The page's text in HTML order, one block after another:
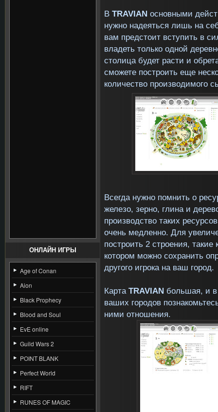
ОНЛАЙН ИГРЫ
Age of Conan
Aion
Black Prophecy
Blood and Soul
EvE online
Guild Wars 2
POINT BLANK
Perfect World
RIFT
RUNES OF MAGIC
В TRAVIAN основными
нужно надеяться лишь на
вам предстоит вступить в
владеть только одной
столица будет расти и
сможете построить еще
количество производимого
Всегда нужно помнить о
железо, зерно, глина и
производство таких
очень медленно. Для
построить 2 строения,
котором можно сохранить
другого игрока на ваш город.
Карта TRAVIAN большая, и
ваших городов
ними отношения.